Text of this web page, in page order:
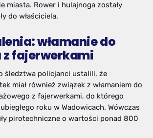
miasta. Rower i hulajnoga zostały
do właściciela.
włamanie do
z fajerwerkami
śledztwa policjanci ustalili, że
miał również związek z włamaniem do
z fajerwerkami, do którego
roku w Wadowicach. Wówczas
pirotechniczne o wartości ponad 800